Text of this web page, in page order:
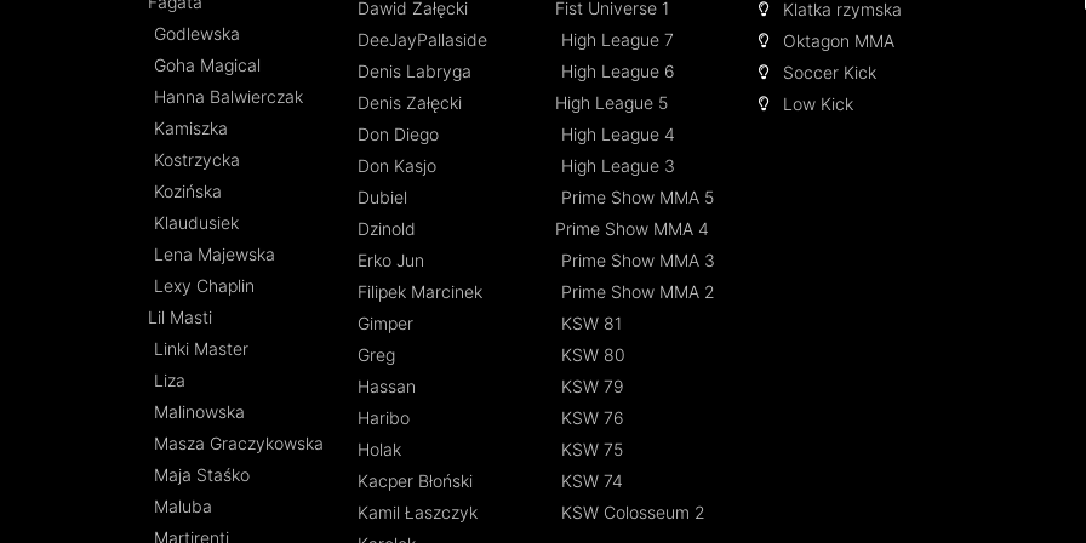
Godlewska
Goha Magical
Hanna Balwierczak
Kamiszka
Kostrzycka
Kozińska
Klaudusiek
Lena Majewska
Lexy Chaplin
Lil Masti
Linki Master
Liza
Malinowska
Masza Graczykowska
Maja Staśko
Maluba
Martirenti
Dawid Załęcki
DeeJayPallaside
Denis Labryga
Denis Załęcki
Don Diego
Don Kasjo
Dubiel
Dzinold
Erko Jun
Filipek Marcinek
Gimper
Greg
Hassan
Haribo
Holak
Kacper Błoński
Kamil Łaszczyk
Fist Universe 1
High League 7
High League 6
High League 5
High League 4
High League 3
Prime Show MMA 5
Prime Show MMA 4
Prime Show MMA 3
Prime Show MMA 2
KSW 81
KSW 80
KSW 79
KSW 76
KSW 75
KSW 74
KSW Colosseum 2
Klatka rzymska
Oktagon MMA
Soccer Kick
Low Kick